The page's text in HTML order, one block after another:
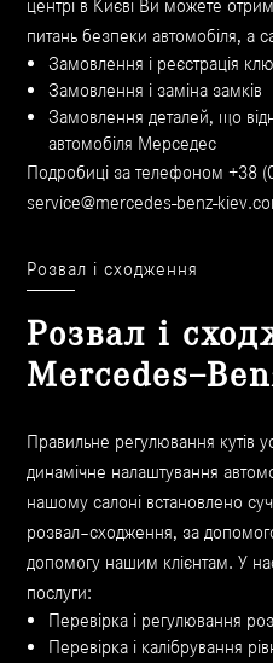
центрі в Києві Ви можете
питань безпеки автомобіля, а
Замовлення і реєстрація
Замовлення і заміна замків
Замовлення деталей, що
автомобіля Мерседес
Подробиці за телефоном +38
service@mercedes-benz-
Розвал і сходження
Розвал і
Правильне регулювання кутів
динамічне налаштування
нашому салоні встановлено
розвал–сходження, за
допомогу нашим клієнтам. У
послуги:
Перевірка і регулювання
Перевірка і калібрування